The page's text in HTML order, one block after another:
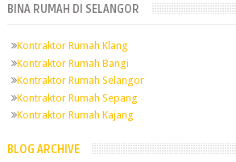
BINA RUMAH DI SELANGOR
Kontraktor Rumah Klang
Kontraktor Rumah Bangi
Kontraktor Rumah Selangor
Kontraktor Rumah Sepang
Kontraktor Rumah Kajang
BLOG ARCHIVE